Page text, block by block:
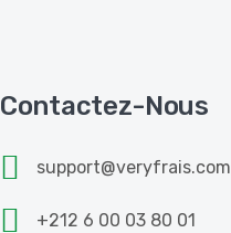
Contactez-Nous
support@veryfrais.com
+212 6 00 03 80 01